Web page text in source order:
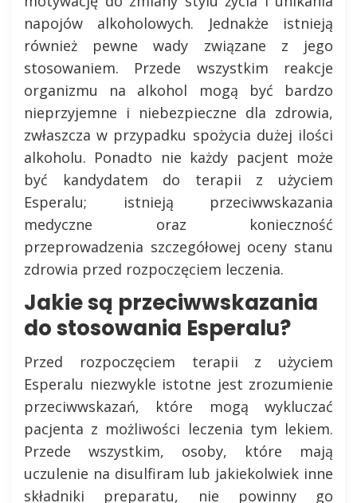
napojów alkoholowych. Jednakże istnieją
również pewne wady związane z jego
stosowaniem. Przede wszystkim reakcje
organizmu na alkohol mogą być bardzo
nieprzyjemne i niebezpieczne dla zdrowia,
zwłaszcza w przypadku spożycia dużej ilości
alkoholu. Ponadto nie każdy pacjent może
być kandydatem do terapii z użyciem
Esperalu; istnieją przeciwwskazania
medyczne oraz konieczność
przeprowadzenia szczegółowej oceny stanu
zdrowia przed rozpoczęciem leczenia.
Jakie są przeciwwskazania
do stosowania Esperalu?
Przed rozpoczęciem terapii z użyciem
Esperalu niezwykle istotne jest zrozumienie
przeciwwskazań, które mogą wykluczać
pacjenta z możliwości leczenia tym lekiem.
Przede wszystkim, osoby, które mają
uczulenie na disulfiram lub jakiekolwiek inne
składniki preparatu, nie powinny go